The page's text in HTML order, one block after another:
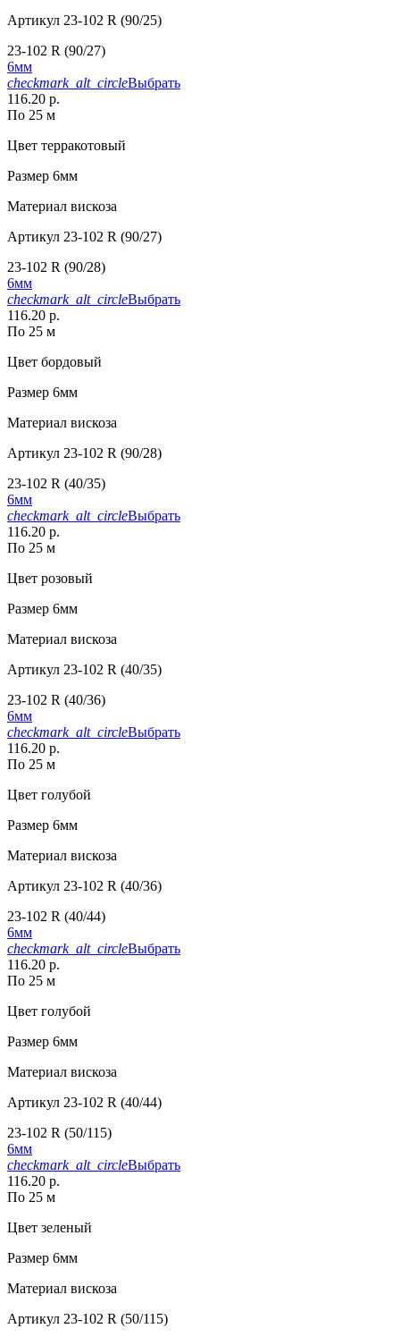
Артикул 23-102 R (90/25)
23-102 R (90/27)
6мм
checkmark_alt_circleВыбрать
116.20 р.
По 25 м
Цвет терракотовый
Размер 6мм
Материал вискоза
Артикул 23-102 R (90/27)
23-102 R (90/28)
6мм
checkmark_alt_circleВыбрать
116.20 р.
По 25 м
Цвет бордовый
Размер 6мм
Материал вискоза
Артикул 23-102 R (90/28)
23-102 R (40/35)
6мм
checkmark_alt_circleВыбрать
116.20 р.
По 25 м
Цвет розовый
Размер 6мм
Материал вискоза
Артикул 23-102 R (40/35)
23-102 R (40/36)
6мм
checkmark_alt_circleВыбрать
116.20 р.
По 25 м
Цвет голубой
Размер 6мм
Материал вискоза
Артикул 23-102 R (40/36)
23-102 R (40/44)
6мм
checkmark_alt_circleВыбрать
116.20 р.
По 25 м
Цвет голубой
Размер 6мм
Материал вискоза
Артикул 23-102 R (40/44)
23-102 R (50/115)
6мм
checkmark_alt_circleВыбрать
116.20 р.
По 25 м
Цвет зеленый
Размер 6мм
Материал вискоза
Артикул 23-102 R (50/115)